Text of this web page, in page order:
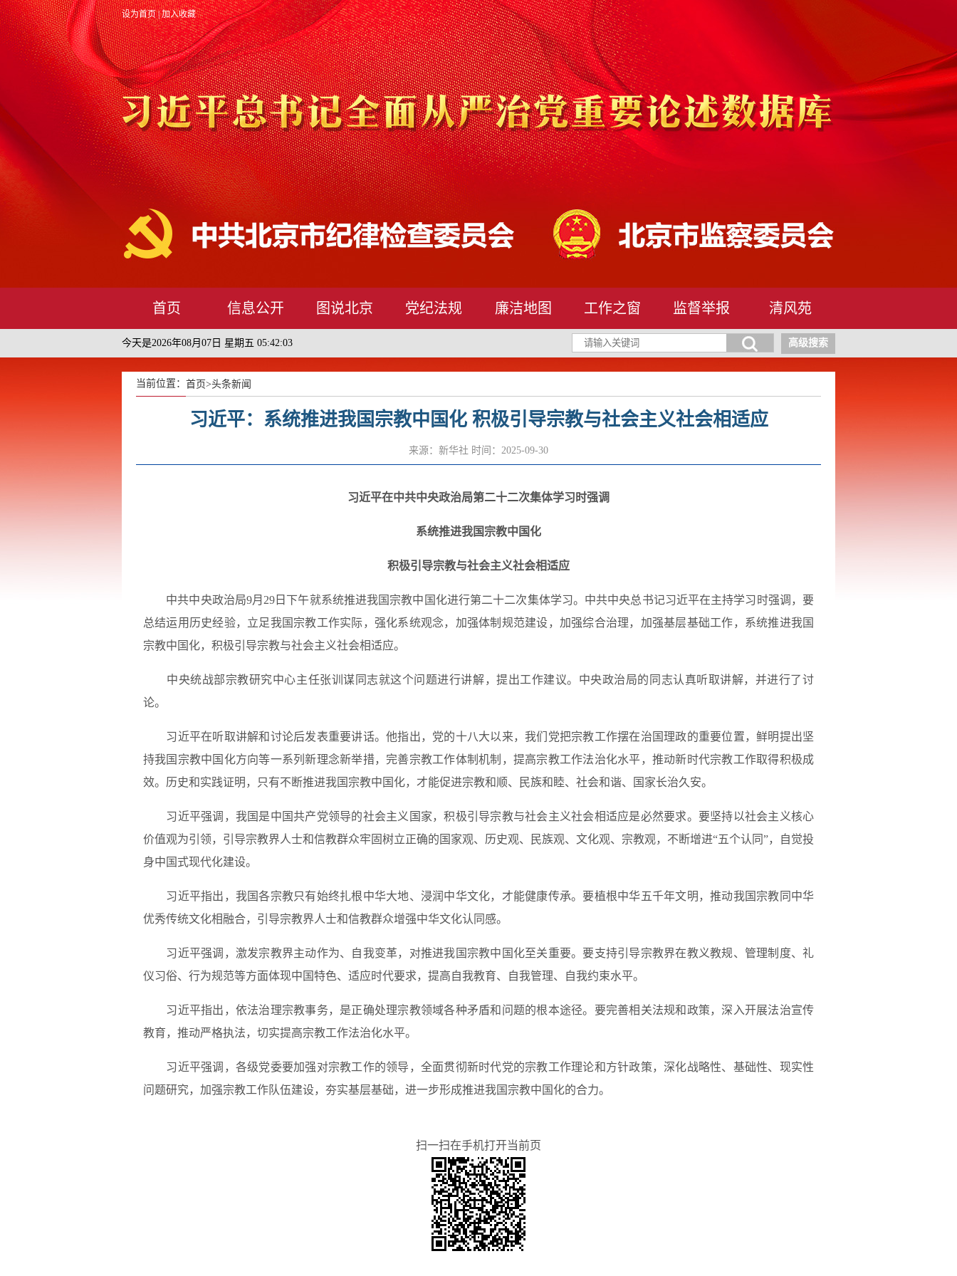
设为首页|加入收藏
首页 信息公开 图说北京 党纪法规 廉洁地图 工作之窗 监督举报 清风苑
今天是2026年08月07日 星期五 05:42:04 高级搜索
当前位置： 首页>头条新闻
习近平：系统推进我国宗教中国化 积极引导宗教与社会主义社会相适应
来源：新华社 时间：2025-09-30
习近平在中共中央政治局第二十二次集体学习时强调
系统推进我国宗教中国化
积极引导宗教与社会主义社会相适应
中共中央政治局9月29日下午就系统推进我国宗教中国化进行第二十二次集体学习。中共中央总书记习近平在主持学习时强调，要
总结运用历史经验，立足我国宗教工作实际，强化系统观念，加强体制规范建设，加强综合治理，加强基层基础工作，系统推进我国
宗教中国化，积极引导宗教与社会主义社会相适应。
中央统战部宗教研究中心主任张训谋同志就这个问题进行讲解，提出工作建议。中央政治局的同志认真听取讲解，并进行了讨
论。
习近平在听取讲解和讨论后发表重要讲话。他指出，党的十八大以来，我们党把宗教工作摆在治国理政的重要位置，鲜明提出坚
持我国宗教中国化方向等一系列新理念新举措，完善宗教工作体制机制，提高宗教工作法治化水平，推动新时代宗教工作取得积极成
效。历史和实践证明，只有不断推进我国宗教中国化，才能促进宗教和顺、民族和睦、社会和谐、国家长治久安。
习近平强调，我国是中国共产党领导的社会主义国家，积极引导宗教与社会主义社会相适应是必然要求。要坚持以社会主义核心
价值观为引领，引导宗教界人士和信教群众牢固树立正确的国家观、历史观、民族观、文化观、宗教观，不断增进“五个认同”，自觉投
身中国式现代化建设。
习近平指出，我国各宗教只有始终扎根中华大地、浸润中华文化，才能健康传承。要植根中华五千年文明，推动我国宗教同中华
优秀传统文化相融合，引导宗教界人士和信教群众增强中华文化认同感。
习近平强调，激发宗教界主动作为、自我变革，对推进我国宗教中国化至关重要。要支持引导宗教界在教义教规、管理制度、礼
仪习俗、行为规范等方面体现中国特色、适应时代要求，提高自我教育、自我管理、自我约束水平。
习近平指出，依法治理宗教事务，是正确处理宗教领域各种矛盾和问题的根本途径。要完善相关法规和政策，深入开展法治宣传
教育，推动严格执法，切实提高宗教工作法治化水平。
习近平强调，各级党委要加强对宗教工作的领导，全面贯彻新时代党的宗教工作理论和方针政策，深化战略性、基础性、现实性
问题研究，加强宗教工作队伍建设，夯实基层基础，进一步形成推进我国宗教中国化的合力。
扫一扫在手机打开当前页